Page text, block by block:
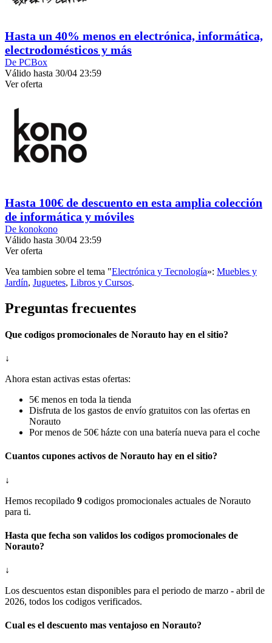
Hasta un 40% menos en electrónica, informática,
electrodomésticos y más
De PCBox
Válido hasta 30/04 23:59
Ver oferta
Hasta 100€ de descuento en esta amplia colección
de informática y móviles
De konokono
Válido hasta 30/04 23:59
Ver oferta
Vea tambien sobre el tema "Electrónica y Tecnología»: Muebles y
Jardín, Juguetes, Libros y Cursos.
Preguntas frecuentes
Que codigos promocionales de Norauto hay en el sitio?
↓
Ahora estan activas estas ofertas:
5€ menos en toda la tienda
Disfruta de los gastos de envío gratuitos con las ofertas en
Norauto
Por menos de 50€ házte con una batería nueva para el coche
Cuantos cupones activos de Norauto hay en el sitio?
↓
Hemos recopilado 9 codigos promocionales actuales de Norauto
para ti.
Hasta que fecha son validos los codigos promocionales de
Norauto?
↓
Los descuentos estan disponibles para el periodo de marzo - abril de
2026, todos los codigos verificados.
Cual es el descuento mas ventajoso en Norauto?